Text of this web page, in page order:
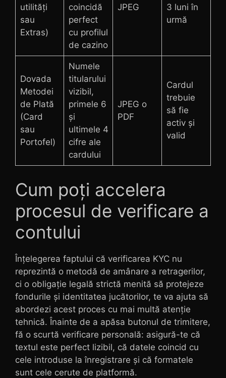
utilități
sau
Extras)
coincidă
perfect
cu profilul
de cazino
JPEG
3 luni în
urmă
Dovada
Metodei
de Plată
(Card
sau
Portofel)
Numele
titularului
vizibil,
primele 6
și
ultimele 4
cifre ale
cardului
JPEG o
PDF
Cardul
trebuie
să fie
activ și
valid
Cum poți accelera
procesul de verificare a
contului
Înțelegerea faptului că verificarea KYC nu
reprezintă o metodă de amânare a retragerilor,
ci o obligație legală strictă menită să protejeze
fondurile și identitatea jucătorilor, te va ajuta să
abordezi acest proces cu mai multă atenție
tehnică. Înainte de a apăsa butonul de trimitere,
fă o scurtă verificare personală: asigură-te că
textul este perfect lizibil, că datele coincid cu
cele introduse la înregistrare și că formatele
sunt cele cerute de platformă.